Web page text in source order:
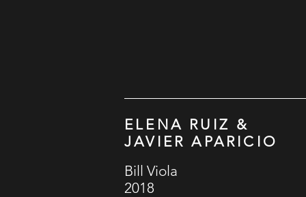
ELENA RUIZ &
JAVIER APARICIO
Bill Viola
2018